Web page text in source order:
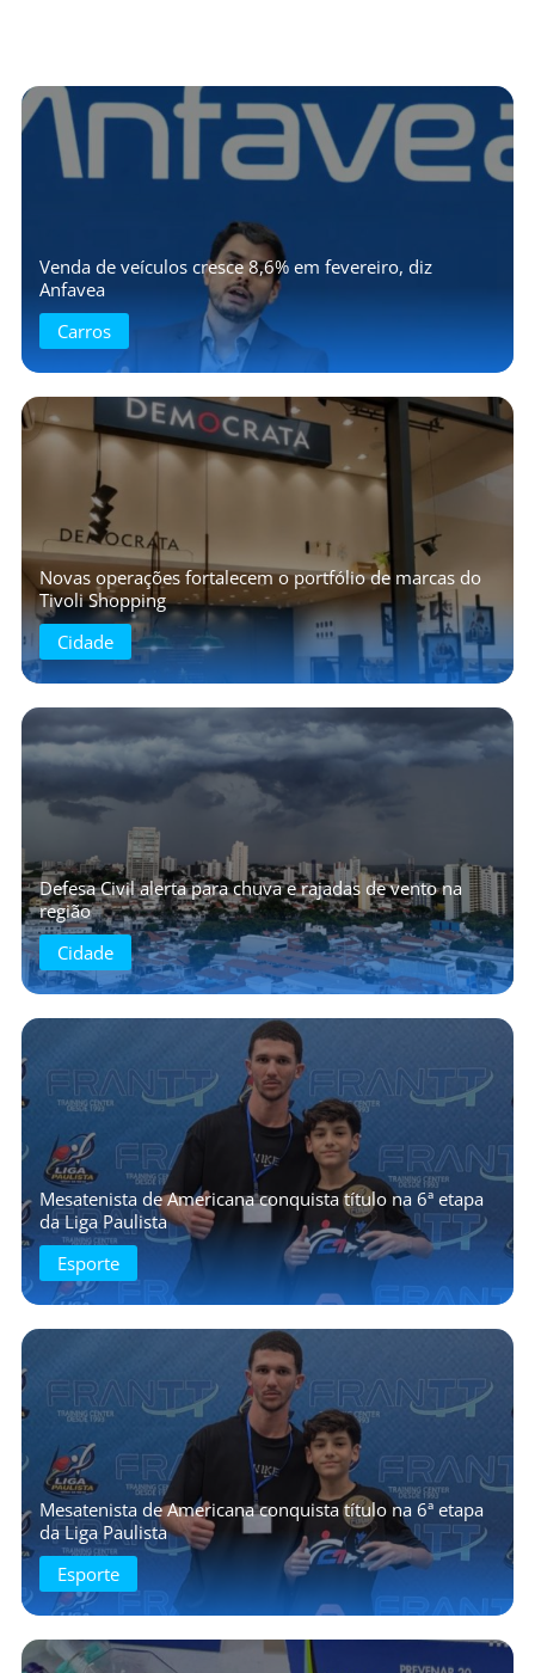
Venda de veículos cresce 8,6% em fevereiro, diz
Anfavea
Carros
Novas operações fortalecem o portfólio de marcas do
Tivoli Shopping
Cidade
Defesa Civil alerta para chuva e rajadas de vento na
região
Cidade
Mesatenista de Americana conquista título na 6ª etapa
da Liga Paulista
Esporte
Mesatenista de Americana conquista título na 6ª etapa
da Liga Paulista
Esporte